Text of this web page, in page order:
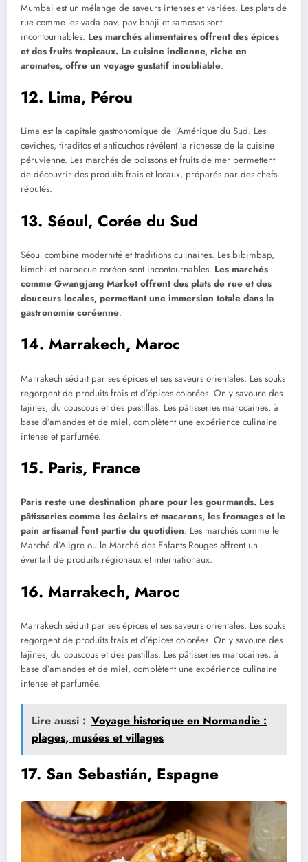
Mumbai est un mélange de saveurs intenses et variées. Les plats de
rue comme les vada pav, pav bhaji et samosas sont
incontournables. Les marchés alimentaires offrent des épices
et des fruits tropicaux. La cuisine indienne, riche en
aromates, offre un voyage gustatif inoubliable.
12. Lima, Pérou
Lima est la capitale gastronomique de l’Amérique du Sud. Les
ceviches, tiraditos et anticuchos révèlent la richesse de la cuisine
péruvienne. Les marchés de poissons et fruits de mer permettent
de découvrir des produits frais et locaux, préparés par des chefs
réputés.
13. Séoul, Corée du Sud
Séoul combine modernité et traditions culinaires. Les bibimbap,
kimchi et barbecue coréen sont incontournables. Les marchés
comme Gwangjang Market offrent des plats de rue et des
douceurs locales, permettant une immersion totale dans la
gastronomie coréenne.
14. Marrakech, Maroc
Marrakech séduit par ses épices et ses saveurs orientales. Les souks
regorgent de produits frais et d’épices colorées. On y savoure des
tajines, du couscous et des pastillas. Les pâtisseries marocaines, à
base d’amandes et de miel, complètent une expérience culinaire
intense et parfumée.
15. Paris, France
Paris reste une destination phare pour les gourmands. Les
pâtisseries comme les éclairs et macarons, les fromages et le
pain artisanal font partie du quotidien. Les marchés comme le
Marché d’Aligre ou le Marché des Enfants Rouges offrent un
éventail de produits régionaux et internationaux.
16. Marrakech, Maroc
Marrakech séduit par ses épices et ses saveurs orientales. Les souks
regorgent de produits frais et d’épices colorées. On y savoure des
tajines, du couscous et des pastillas. Les pâtisseries marocaines, à
base d’amandes et de miel, complètent une expérience culinaire
intense et parfumée.
Lire aussi : Voyage historique en Normandie :
plages, musées et villages
17. San Sebastián, Espagne